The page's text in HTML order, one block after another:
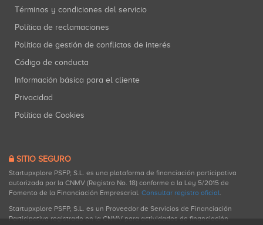
Términos y condiciones del servicio
Política de reclamaciones
Política de gestión de conflictos de interés
Código de conducta
Información básica para el cliente
Privacidad
Política de Cookies
SITIO SEGURO
Startupxplore PSFP, S.L. es una plataforma de financiación participativa
autorizada por la CNMV (Registro No. 18) conforme a la Ley 5/2015 de
Fomento de la Financiación Empresarial. Consultar registro oficial.
Startupxplore PSFP, S.L. es un Proveedor de Servicios de Financiación
Participativa registrado en la CNMV para actividades de financiación